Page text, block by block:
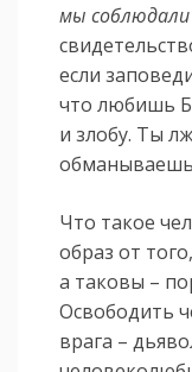
мы соблюдали
если
что любишь
и злобу. Ты
обманываешь
Что такое
образ от
а таковы –
Освободить
врага –